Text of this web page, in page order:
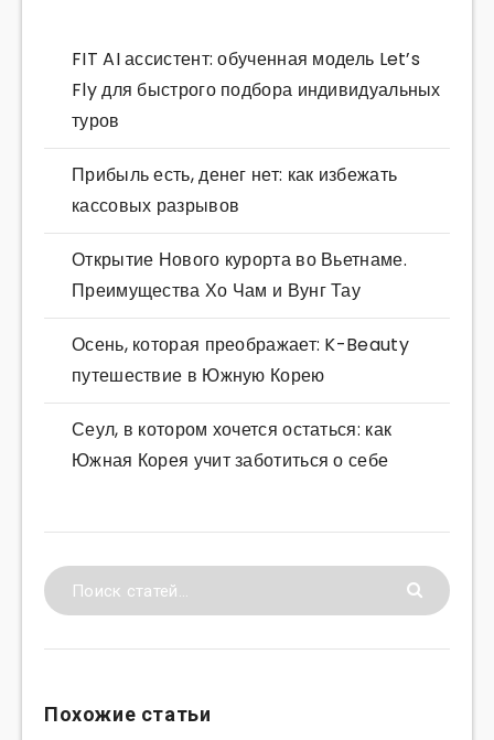
FIT AI ассистент: обученная модель Let’s
Fly для быстрого подбора индивидуальных
туров
Прибыль есть, денег нет: как избежать
кассовых разрывов
Открытие Нового курорта во Вьетнаме.
Преимущества Хо Чам и Вунг Тау
Осень, которая преображает: K-Beauty
путешествие в Южную Корею
Сеул, в котором хочется остаться: как
Южная Корея учит заботиться о себе
Похожие статьи